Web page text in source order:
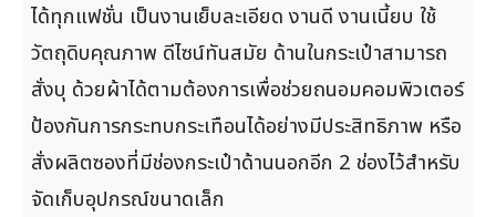
ได้ทุกแฟชั่น เป็นงานเย็บละเอียด งานดี งานเนี้ยบ ใช้
วัตถุดิบคุณภาพ ดีไซน์ทันสมัย ด้านในกระเป๋าสามารถ
สั่งบุ ด้วยผ้าได้ตามต้องการเพื่อช่วยถนอมคอมพิวเตอร์
ป้องกันการกระทบกระเทือนได้อย่างมีประสิทธิภาพ หรือ
สั่งผลิตซองที่มีช่องกระเป๋าด้านนอกอีก 2 ช่องไว้สำหรับ
จัดเก็บอุปกรณ์ขนาดเล็ก